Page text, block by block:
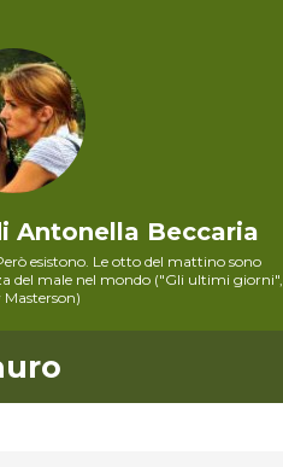
Antonella Beccaria
esistono. Le otto del mattino sono
del male nel mondo ("Gli ultimi giorni",